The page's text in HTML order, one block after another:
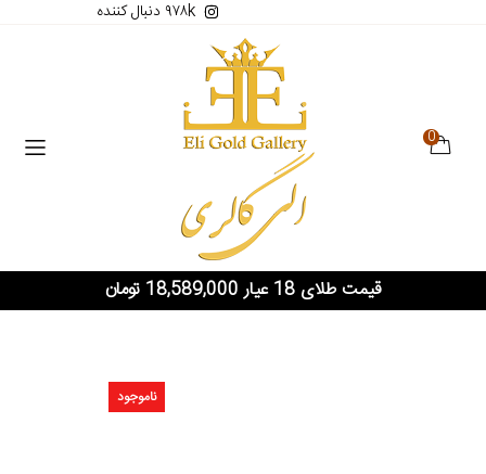
۹۷۸k دنبال کننده
0
قیمت طلای 18 عیار 18,589,000 تومان
ناموجود